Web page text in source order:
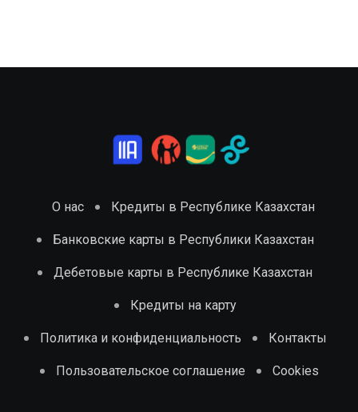
О нас Кредиты в Республике Казахстан
Банковские карты в Республики Казахстан
Дебетовые карты в Республике Казахстан
Кредиты на карту
Политика и конфиденциальность Контакты
Пользовательское соглашение Cookies